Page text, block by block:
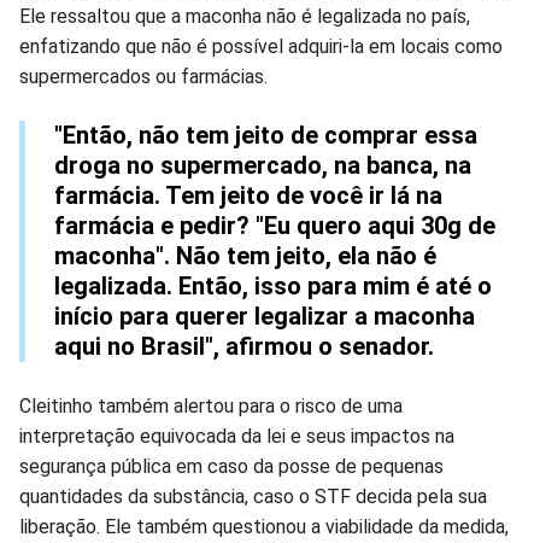
Ele ressaltou que a maconha não é legalizada no país,
enfatizando que não é possível adquiri-la em locais como
supermercados ou farmácias.
"Então, não tem jeito de comprar essa
droga no supermercado, na banca, na
farmácia. Tem jeito de você ir lá na
farmácia e pedir? "Eu quero aqui 30g de
maconha". Não tem jeito, ela não é
legalizada. Então, isso para mim é até o
início para querer legalizar a maconha
aqui no Brasil", afirmou o senador.
Cleitinho também alertou para o risco de uma
interpretação equivocada da lei e seus impactos na
segurança pública em caso da posse de pequenas
quantidades da substância, caso o STF decida pela sua
liberação. Ele também questionou a viabilidade da medida,